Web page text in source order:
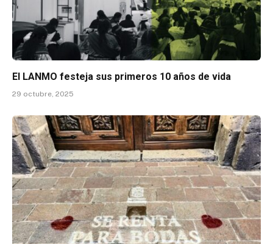
El LANMO festeja sus primeros 10 años de vida
29 octubre, 2025